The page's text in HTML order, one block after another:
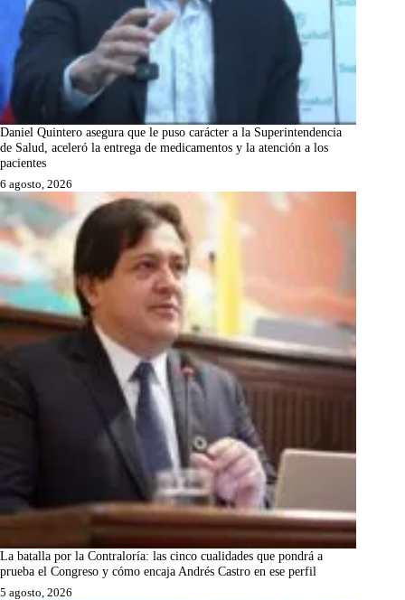
Daniel Quintero asegura que le puso carácter a la Superintendencia
de Salud, aceleró la entrega de medicamentos y la atención a los
pacientes
6 agosto, 2026
La batalla por la Contraloría: las cinco cualidades que pondrá a
prueba el Congreso y cómo encaja Andrés Castro en ese perfil
5 agosto, 2026